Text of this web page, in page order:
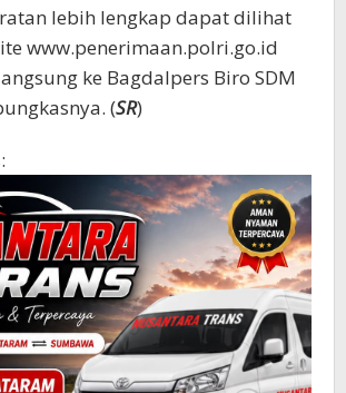
lebih lengkap dapat dilihat
www.penerimaan.polri.go.id
ke Bagdalpers Biro SDM
(SR)